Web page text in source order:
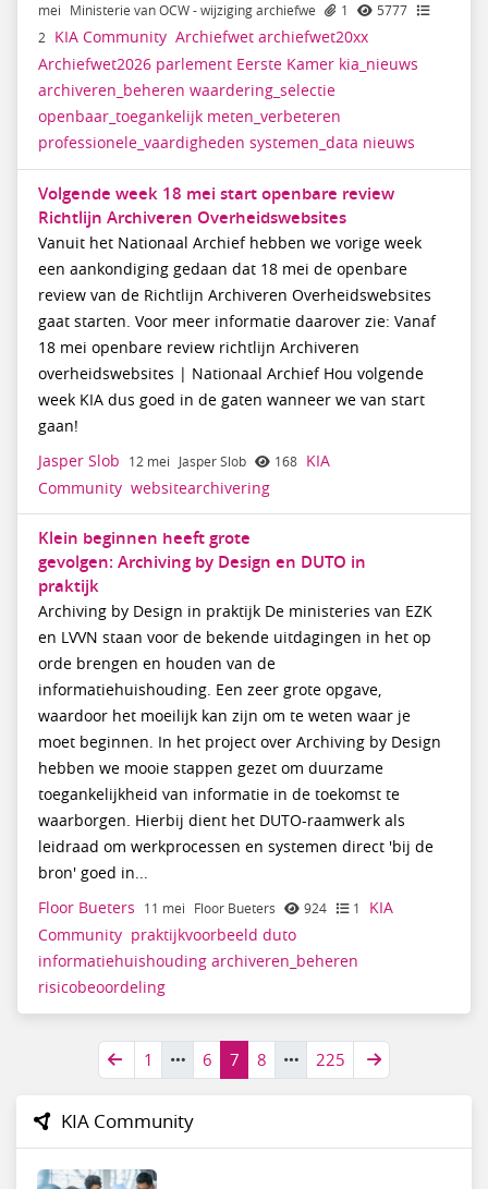
mei Ministerie van OCW - wijziging archiefwe 1
5777
2 KIA Community Archiefwet archiefwet20xx
Archiefwet2026 parlement Eerste Kamer kia_nieuws
archiveren_beheren waardering_selectie
openbaar_toegankelijk meten_verbeteren
professionele_vaardigheden systemen_data nieuws
Volgende week 18 mei start openbare review
Richtlijn Archiveren Overheidswebsites
Vanuit het Nationaal Archief hebben we vorige week
een aankondiging gedaan dat 18 mei de openbare
review van de Richtlijn Archiveren Overheidswebsites
gaat starten. Voor meer informatie daarover zie: Vanaf
18 mei openbare review richtlijn Archiveren
overheidswebsites | Nationaal Archief Hou volgende
week KIA dus goed in de gaten wanneer we van start
gaan!
Jasper Slob 12 mei Jasper Slob 168 KIA
Community websitearchivering
Klein beginnen heeft grote
gevolgen: Archiving by Design en DUTO in
praktijk
Archiving by Design in praktijk De ministeries van EZK
en LVVN staan voor de bekende uitdagingen in het op
orde brengen en houden van de
informatiehuishouding. Een zeer grote opgave,
waardoor het moeilijk kan zijn om te weten waar je
moet beginnen. In het project over Archiving by Design
hebben we mooie stappen gezet om duurzame
toegankelijkheid van informatie in de toekomst te
waarborgen. Hierbij dient het DUTO-raamwerk als
leidraad om werkprocessen en systemen direct 'bij de
bron' goed in...
Floor Bueters 11 mei Floor Bueters 924 1
KIA
Community praktijkvoorbeeld duto
informatiehuishouding archiveren_beheren
risicobeoordeling
1 6 7 8 225
KIA Community